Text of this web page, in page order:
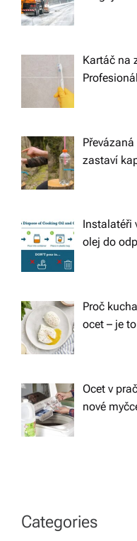
Kartáč na
zastaví
Instalatéři
olej do
Proč
ocet – je
Ocet v
nové
Categories